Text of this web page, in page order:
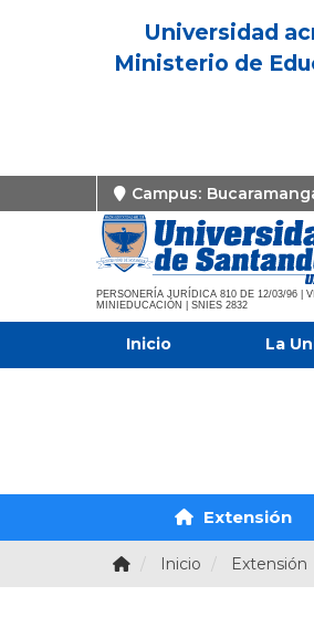
Universidad
Ministerio de
Campus:
PERSONERÍA JURÍDICA 810 DE 12/03/96 |
MINIEDUCACIÓN | SNIES 2832
Inicio La
Extensión
Inicio Extensión